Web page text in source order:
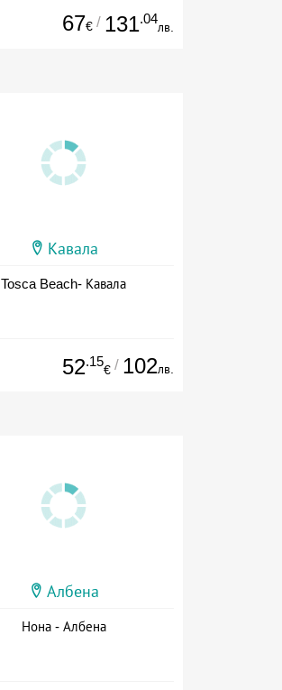
67€ / 131.04
лв.
Кавала
Tosca Beach- Кавала
52.15
€ / 102лв.
Албена
Нона - Албена